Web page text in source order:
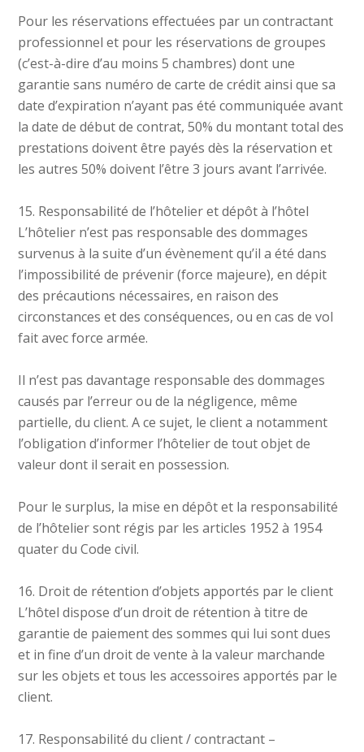
Pour les réservations effectuées par un contractant
professionnel et pour les réservations de groupes
(c’est-à-dire d’au moins 5 chambres) dont une
garantie sans numéro de carte de crédit ainsi que sa
date d’expiration n’ayant pas été communiquée avant
la date de début de contrat, 50% du montant total des
prestations doivent être payés dès la réservation et
les autres 50% doivent l’être 3 jours avant l’arrivée.
15. Responsabilité de l’hôtelier et dépôt à l’hôtel
L’hôtelier n’est pas responsable des dommages
survenus à la suite d’un évènement qu’il a été dans
l’impossibilité de prévenir (force majeure), en dépit
des précautions nécessaires, en raison des
circonstances et des conséquences, ou en cas de vol
fait avec force armée.
Il n’est pas davantage responsable des dommages
causés par l’erreur ou de la négligence, même
partielle, du client. A ce sujet, le client a notamment
l’obligation d’informer l’hôtelier de tout objet de
valeur dont il serait en possession.
Pour le surplus, la mise en dépôt et la responsabilité
de l’hôtelier sont régis par les articles 1952 à 1954
quater du Code civil.
16. Droit de rétention d’objets apportés par le client
L’hôtel dispose d’un droit de rétention à titre de
garantie de paiement des sommes qui lui sont dues
et in fine d’un droit de vente à la valeur marchande
sur les objets et tous les accessoires apportés par le
client.
17. Responsabilité du client / contractant –